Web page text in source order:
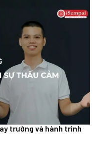
trường và hành trình